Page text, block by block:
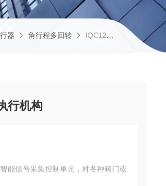
器 角行程多回转 IQC12罗托克RS485总线协议多回转电动执行机构
行机构
能信号采集控制单元，对各种阀门或